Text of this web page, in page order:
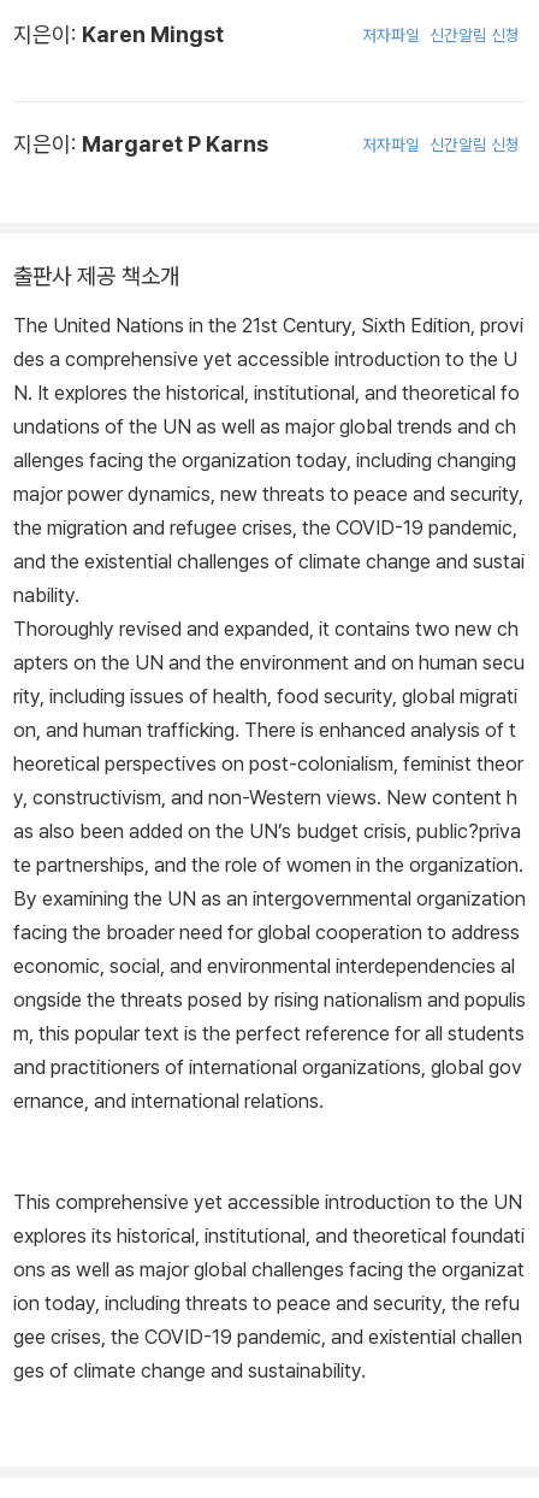
지은이: Karen Mingst 저자파일 신간알림 신청
지은이: Margaret P Karns 저자파일 신간알림 신청
출판사 제공 책소개
The United Nations in the 21st Century, Sixth Edition, provi
des a comprehensive yet accessible introduction to the U
N. It explores the historical, institutional, and theoretical fo
undations of the UN as well as major global trends and ch
allenges facing the organization today, including changing
major power dynamics, new threats to peace and security,
the migration and refugee crises, the COVID-19 pandemic,
and the existential challenges of climate change and sustai
nability.
Thoroughly revised and expanded, it contains two new ch
apters on the UN and the environment and on human secu
rity, including issues of health, food security, global migrati
on, and human trafficking. There is enhanced analysis of t
heoretical perspectives on post-colonialism, feminist theor
y, constructivism, and non-Western views. New content h
as also been added on the UN’s budget crisis, public?priva
te partnerships, and the role of women in the organization.
By examining the UN as an intergovernmental organization
facing the broader need for global cooperation to address
economic, social, and environmental interdependencies al
ongside the threats posed by rising nationalism and populis
m, this popular text is the perfect reference for all students
and practitioners of international organizations, global gov
ernance, and international relations.
This comprehensive yet accessible introduction to the UN
explores its historical, institutional, and theoretical foundati
ons as well as major global challenges facing the organizat
ion today, including threats to peace and security, the refu
gee crises, the COVID-19 pandemic, and existential challen
ges of climate change and sustainability.